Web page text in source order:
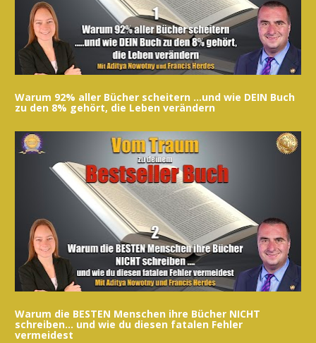
Warum 92% aller Bücher scheitern ...und wie DEIN Buch
zu den 8% gehört, die Leben verändern
Warum die BESTEN Menschen ihre Bücher NICHT
schreiben... und wie du diesen fatalen Fehler
vermeidest